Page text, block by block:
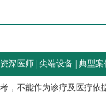
资深医师 尖端设备 典型案
，不能作为诊疗及医疗